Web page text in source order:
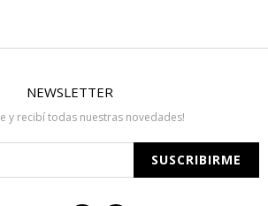
NEWSLETTER
y recibí todas nuestras novedades!
SUSCRIBIRME